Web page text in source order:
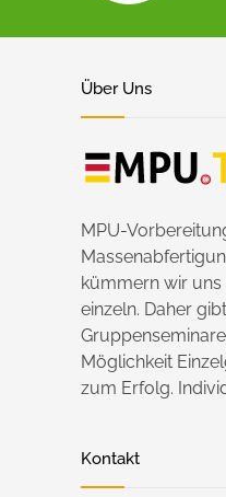
Über Uns
MPU-
kümmern wir
einzeln. Daher
Möglichkeit
zum Erfolg.
Kontakt